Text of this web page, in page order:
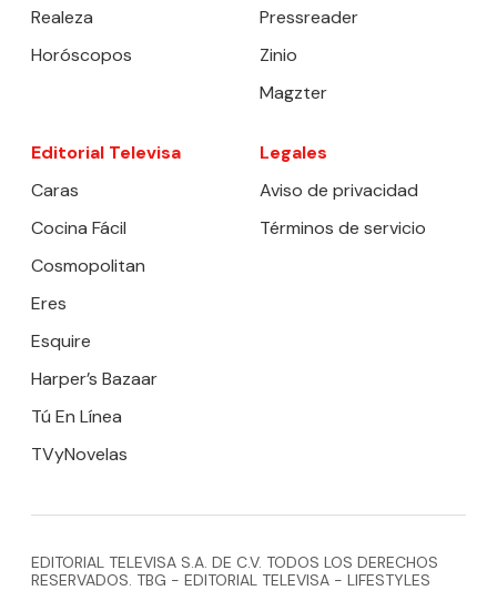
Realeza
Horóscopos
Pressreader
Zinio
Magzter
Editorial Televisa
Caras
Cocina Fácil
Cosmopolitan
Eres
Esquire
Harper’s Bazaar
Tú En Línea
TVyNovelas
Legales
Aviso de privacidad
Términos de servicio
EDITORIAL TELEVISA S.A. DE C.V. TODOS LOS DERECHOS
RESERVADOS. TBG - EDITORIAL TELEVISA - LIFESTYLES